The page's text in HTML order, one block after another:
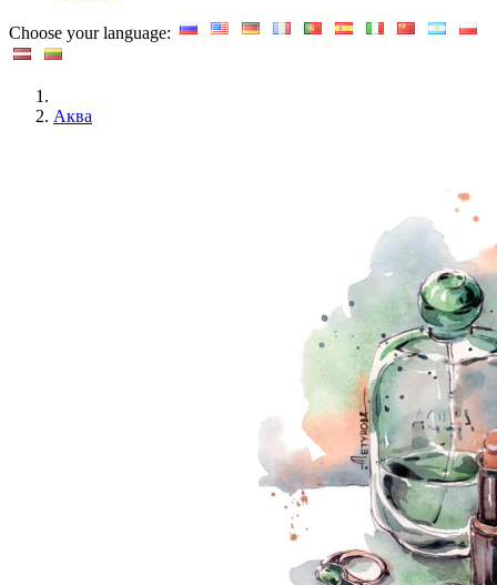
Choose your language:
Аква